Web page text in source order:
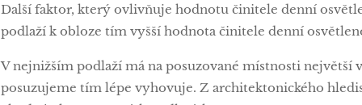
Další faktor, který ovlivňuje hodnotu činitele denní
podlaží k obloze tím vyšší hodnota činitele denní
V nejnižším podlaží má na posuzované místnosti největší
posuzujeme tím lépe vyhovuje. Z architektonického